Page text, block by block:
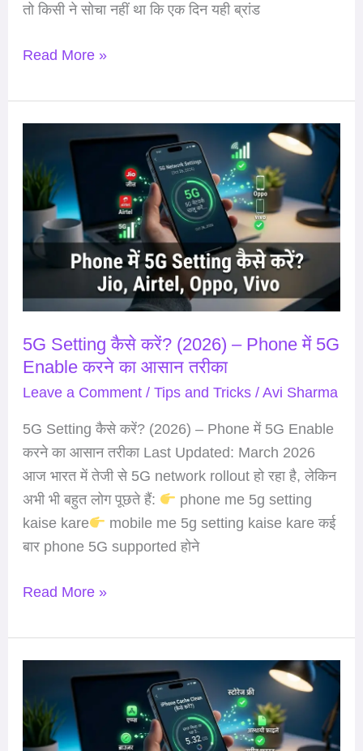
तो किसी ने सोचा नहीं था कि एक दिन यही ब्रांड
Read More »
5G Setting कैसे करें? (2026) – Phone में 5G
Enable करने का आसान तरीका
Leave a Comment / Tips and Tricks/ Avi Sharma
5G Setting कैसे करें? (2026) – Phone में 5G Enable
करने का आसान तरीका Last Updated: March 2026
आज भारत में तेजी से 5G network rollout हो रहा है, लेकिन
अभी भी बहुत लोग पूछते हैं:
phone me 5g setting
kaise kare
mobile me 5g setting kaise kare कई
बार phone 5G supported होने
कैसे
करें?
(2026)
में
Enable
करने
का
तरीका
Read More »
I
Clear